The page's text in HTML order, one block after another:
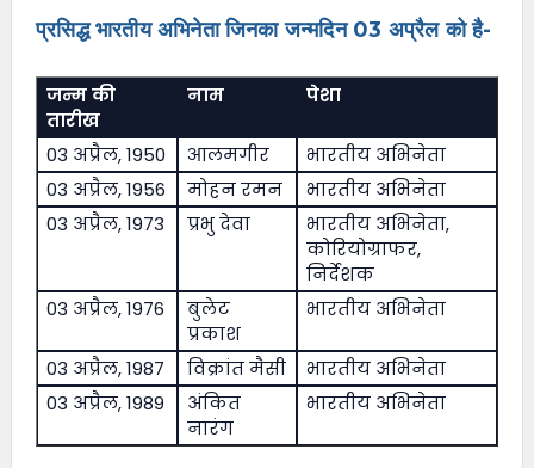
प्रसिद्ध भारतीय अभिनेता जिनका जन्मदिन 03 अप्रैल को है-
जन्म की
तारीख
नाम पेशा
03 अप्रैल, 1950 आलमगीर
भारतीय अभिनेता
03 अप्रैल, 1956
मोहन रमन
भारतीय अभिनेता
03 अप्रैल, 1973
प्रभु देवा
भारतीय अभिनेता,
कोरियोग्राफर,
निर्देशक
03 अप्रैल, 1976
बुलेट
प्रकाश
भारतीय अभिनेता
03 अप्रैल, 1987 विक्रांत मैसी
भारतीय अभिनेता
03 अप्रैल, 1989
अंकित
नारंग
भारतीय अभिनेता